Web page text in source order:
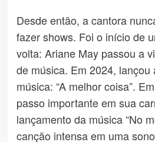
Desde então, a cantora
fazer shows. Foi o início de
volta: Ariane May passou a
de música. Em 2024, lançou
música: “A melhor coisa”.
passo importante em sua
lançamento da música “No
canção intensa em uma